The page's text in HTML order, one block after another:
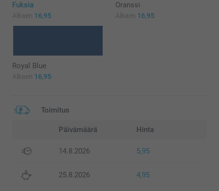
Fuksia
Alkaen 16,95
Oranssi
Alkaen 16,95
Royal Blue
Alkaen 16,95
Toimitus
Päivämäärä Hinta
14.8.2026 5,95
25.8.2026 4,95